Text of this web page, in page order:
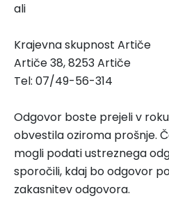
ali
Krajevna skupnost Artiče
Artiče 38, 8253 Artiče
Tel: 07/49-56-314
Odgovor boste prejeli v
obvestila oziroma prošnje.
mogli podati ustreznega
sporočili, kdaj bo odgovor
zakasnitev odgovora.